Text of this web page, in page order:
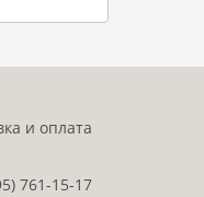
и оплата
761-15-17